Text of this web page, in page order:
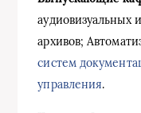
аудиовизуальных
архивов;
систем
управления.